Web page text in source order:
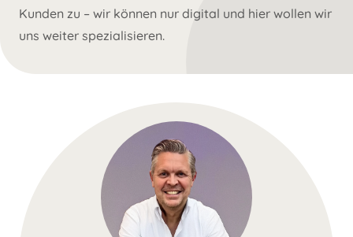
Kunden zu – wir können nur digital und hier wollen wir
uns weiter spezialisieren.